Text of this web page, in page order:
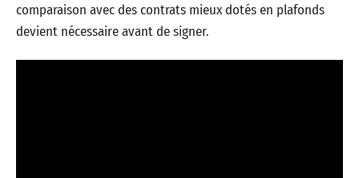
comparaison avec des contrats mieux dotés en plafonds
devient nécessaire avant de signer.